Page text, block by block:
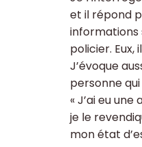
et il répond
informations
policier. Eux,
J’évoque
personne
« J’ai eu
je le
mon état